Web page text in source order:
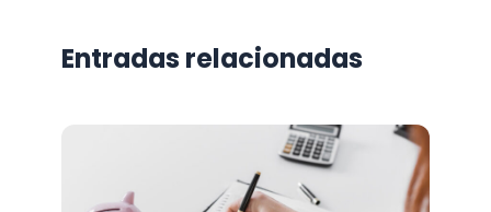
Entradas relacionadas